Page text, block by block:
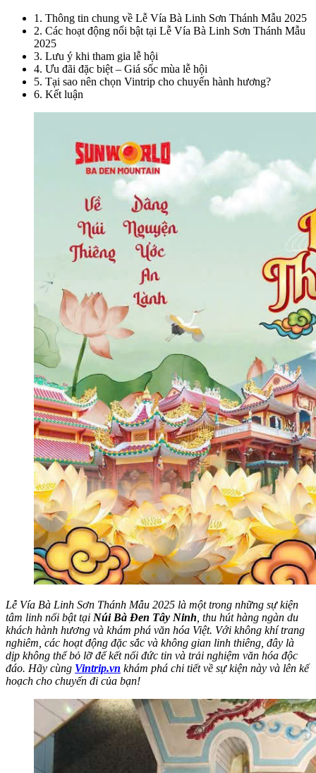
1 . Thông tin chung về Lễ Vía Bà Linh Sơn Thánh Mẫu 2025
2. Các hoạt động nổi bật tại Lễ Vía Bà Linh Sơn Thánh Mẫu
2025
3. Lưu ý khi tham gia lễ hội
4. Ưu đãi đặc biệt – Giá sốc mùa lễ hội
5. Tại sao nên chọn Vintrip cho chuyến hành hương?
6. Kết luận
Lễ Vía Bà Linh Sơn Thánh Mẫu 2025 là một trong những sự kiện
tâm linh nổi bật tại Núi Bà Đen Tây Ninh thu hút hàng ngàn du
khách hành hương và khám phá văn hóa Việt. Với không khí trang
nghiêm, các hoạt động đặc sắc và không gian linh thiêng, đây là
dịp không thể bỏ lỡ để kết nối đức tin và trải nghiệm văn hóa độc
đáo. Hãy cùng Vintrip.vn khám phá chi tiết về sự kiện này và lên kế
hoạch cho chuyến đi của bạn!